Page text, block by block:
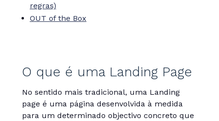
regras)
OUT of the Box
O que é uma Landing Page
No sentido mais tradicional, uma Landing
page é uma página desenvolvida à medida
para um determinado objectivo concreto que